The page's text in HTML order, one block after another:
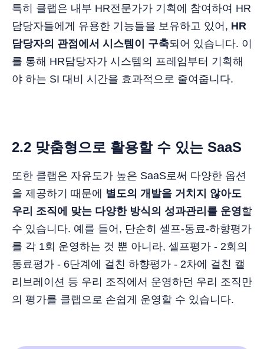
특히 클랩은 내부 HR전문가가 기획에 참여하여 HR
담당자들에게 유용한 기능들을 보유하고 있어, HR
담당자의 관점에서 시스템이 구축되어 있습니다. 이
를 통해 HR담당자가 시스템의 프레임부터 기획해
야 하는 SI 대비 시간을 효과적으로 줄여줍니다.
2.2 맞춤형으로 활용할 수 있는 SaaS
또한 클랩은 자유도가 높은 SaaS로써 다양한 옵션
을 제공하기 때문에 별도의 개발을 거치지 않아도
우리 조직에 맞는 다양한 방식의 성과관리를 운영할
수 있습니다. 예를 들어, 단순히 셀프-동료-하향평가
를 각 1회 운영하는 것 뿐 아니라, 셀프평가 - 2회의
동료평가 - 6단계에 걸친 하향평가 - 2차에 걸친 캘
리브레이션 등 우리 조직에서 운영하던 우리 조직만
의 평가를 클랩으로 손쉽게 운영할 수 있습니다.